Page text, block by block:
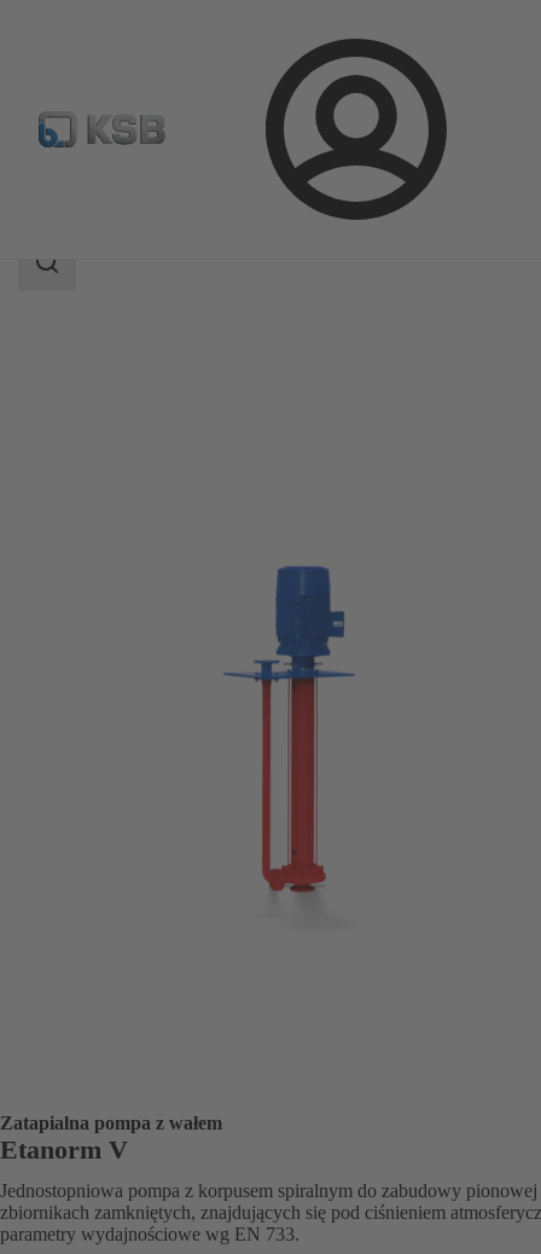
Login
Katalog produktów Etanorm V
Zakres
Zatapialna pompa z wałem
Etanorm V
Jednostopniowa pompa z korpusem spiralnym do zabudowy
zbiornikach zamkniętych, znajdujących się pod ciśnieniem
parametry wydajnościowe wg EN 733.